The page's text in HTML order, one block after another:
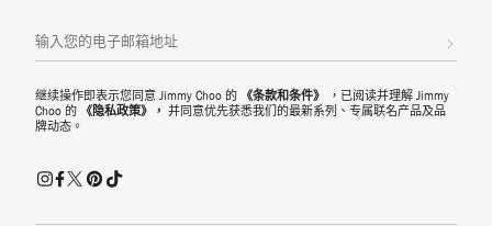
打造早晚时髦造型。无论是搭配连衣裙还是合身工作服，都能让您随时散
猫跟鞋
摩登别致的猫跟鞋，让您轻巧尽显时尚。Scarlett 或 Stevie 系列滴跟鞋，
让您轻松打造不同时尚风格，无论搭配牛仔裤或是日常连衣裙，均能为您
继续操作即表示您同意 Jimmy Choo 的 《条款和条件》
，已阅读并理解 Jimmy
Choo 的 《隐私政策》， 并同意优先获悉我们的最新系列、专属联名产品及品
牌动态。